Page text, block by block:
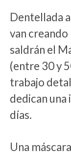
Dentellada
van creando
saldrán el
(entre 30 y
trabajo
dedican una
días.
Una